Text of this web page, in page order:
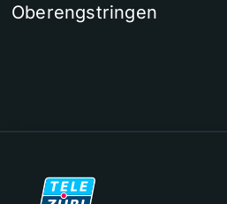
Oberengstringen